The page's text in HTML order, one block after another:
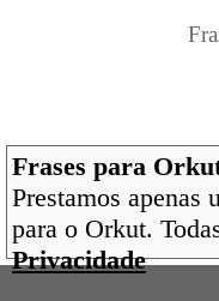
Frases para
Prestamos
para o Orkut.
Privacidade